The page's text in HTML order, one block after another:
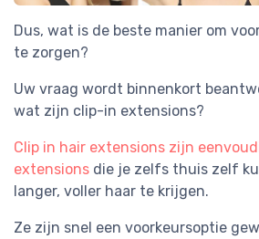
Dus, wat is de beste manier om
te zorgen?
Uw vraag wordt binnenkort
wat zijn clip-in extensions?
Clip in hair extensions zijn
extensions die je zelfs thuis zelf
langer, voller haar te krijgen.
Ze zijn snel een voorkeursoptie